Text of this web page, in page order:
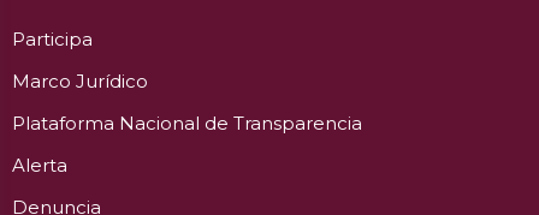
Participa
Marco Jurídico
Plataforma Nacional de Transparencia
Alerta
Denuncia